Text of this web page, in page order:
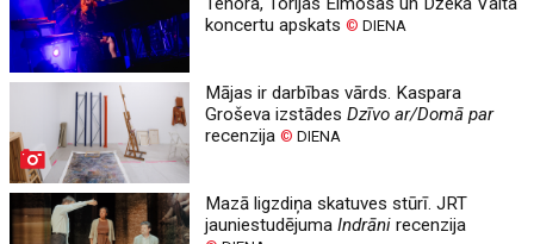
koncertu apskats© DIENA
Mājas ir darbības vārds. Kaspara
Groševa izstādesDzīvo ar/Domā par
recenzija© DIENA
Mazā ligzdiņa skatuves stūrī. JRT
jauniestudējumaIndrāni recenzija